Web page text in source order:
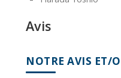
Avis
NOTRE AVIS ET/